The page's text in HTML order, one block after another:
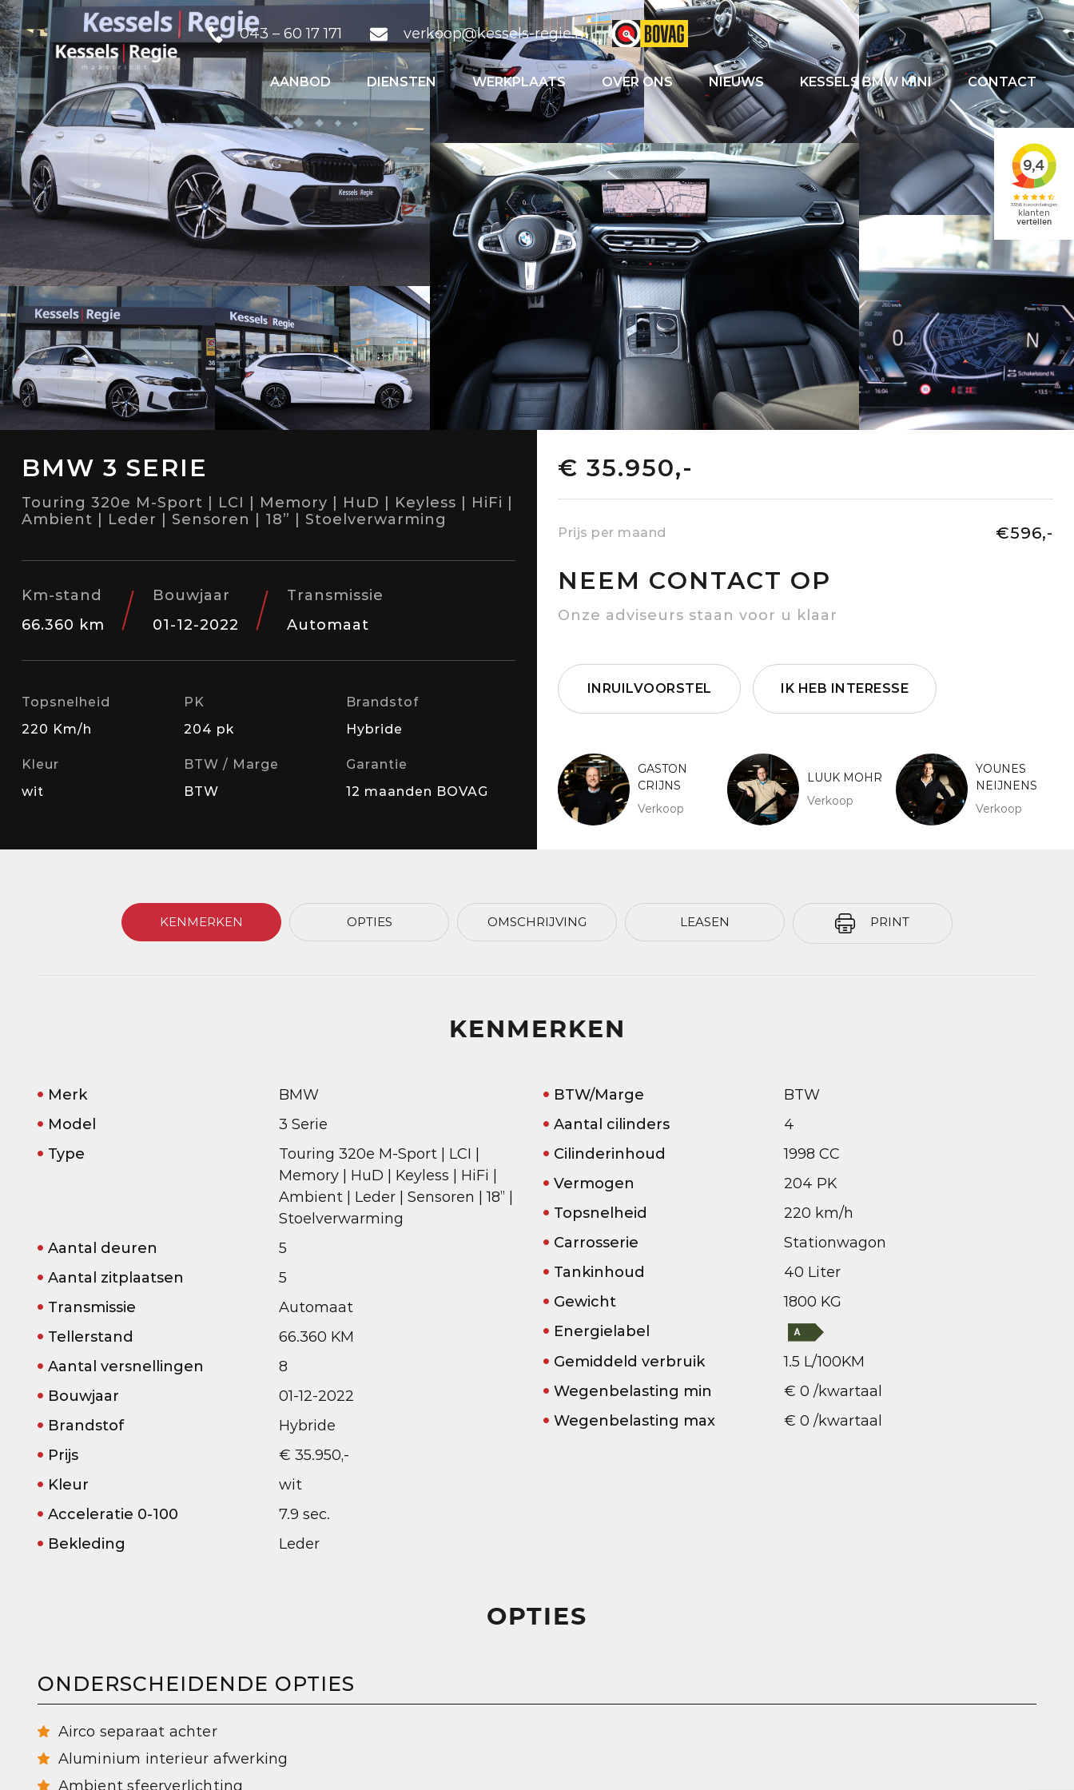
043 – 60 17 171 verkoop@kessels-regie.nl
AANBOD DIENSTEN WERKPLAATS OVER ONS NIEUWS KESSELS BMW MINI CONTACT
BMW 3 SERIE
Touring 320e M-Sport | LCI | Memory | HuD | Keyless | HiFi |
Ambient | Leder | Sensoren | 18” | Stoelverwarming
Km-stand
66.360 km
Bouwjaar
01-12-2022
Transmissie
Automaat
Topsnelheid
220 Km/h
PK
204 pk
Brandstof
Hybride
Kleur
wit
BTW / Marge
BTW
Garantie
12 maanden BOVAG
€ 35.950,-
Prijs per maand €596,-
NEEM CONTACT OP
Onze adviseurs staan voor u klaar
INRUILVOORSTEL IK HEB INTERESSE
GASTON
CRIJNS
Verkoop
LUUK MOHR
Verkoop
YOUNES
NEIJNENS
Verkoop
KENMERKEN OPTIES OMSCHRIJVING LEASEN PRINT
KENMERKEN
Merk
BMW
Model
3 Serie
Type
Touring 320e M-Sport | LCI |
Memory | HuD | Keyless | HiFi |
Ambient | Leder | Sensoren | 18” |
Stoelverwarming
Aantal deuren
5
Aantal zitplaatsen
5
Transmissie
Automaat
Tellerstand
66.360 KM
Aantal versnellingen
8
Bouwjaar
01-12-2022
Brandstof
Hybride
Prijs
€ 35.950,-
Kleur
wit
Acceleratie 0-100
7.9 sec.
Bekleding
Leder
BTW/Marge
BTW
Aantal cilinders
4
Cilinderinhoud
1998 CC
Vermogen
204 PK
Topsnelheid
220 km/h
Carrosserie
Stationwagon
Tankinhoud
40 Liter
Gewicht
1800 KG
Energielabel
Gemiddeld verbruik
1.5 L/100KM
Wegenbelasting min
€ 0 /kwartaal
Wegenbelasting max
€ 0 /kwartaal
OPTIES
ONDERSCHEIDENDE OPTIES
Airco separaat achter
Aluminium interieur afwerking
Ambient sfeerverlichting